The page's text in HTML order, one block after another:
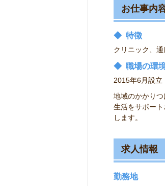
お仕事内
◆ 特徴
クリニック、
◆ 職場の環
2015年6月設
地域のかかり
生活をサポー
します。
求人情報
勤務地